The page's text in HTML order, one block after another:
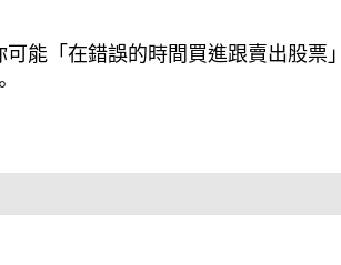
能「在錯誤的時間買進跟賣出股票